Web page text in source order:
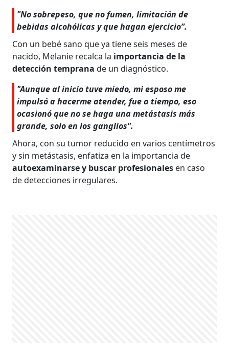
"No sobrepeso, que no fumen, limitación de
bebidas alcohólicas y que hagan ejercicio”.
Con un bebé sano que ya tiene seis meses de
nacido, Melanie recalca la importancia de la
detección temprana de un diagnóstico.
"Aunque al inicio tuve miedo, mi esposo me
impulsó a hacerme atender, fue a tiempo, eso
ocasionó que no se haga una metástasis más
grande, solo en los ganglios".
Ahora, con su tumor reducido en varios centímetros
y sin metástasis, enfatiza en la importancia de
autoexaminarse y buscar profesionales en caso
de detecciones irregulares.